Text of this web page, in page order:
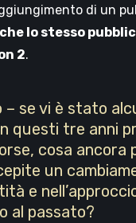
di un
lo stesso
2.
– se vi è stato
questi tre anni
cosa ancora
un
e
al passato?